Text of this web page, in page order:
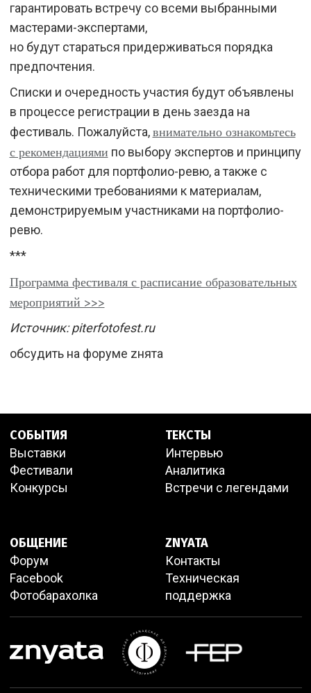
гарантировать встречу со всеми выбранными
мастерами-экспертами,
но будут стараться придерживаться порядка
предпочтения.
Списки и очередность участия будут объявлены
в процессе регистрации в день заезда на
фестиваль. Пожалуйста,внимательно ознакомьтесь
с рекомендациями по выбору экспертов и принципу
отбора работ для портфолио-ревю, а также с
техническими требованиями к материалам,
демонстрируемым участниками на портфолио-
ревю.
***
Программа фестиваля с расписание образовательных
мероприятий >>>
Источник: piterfotofest.ru
обсудить на форуме zнята
СОБЫТИЯ
Выставки
Фестивали
Конкурсы
ТЕКСТЫ
Интервью
Аналитика
Встречи с легендами
ОБЩЕНИЕ
Форум
Facebook
Фотобарахолка
ZNYATA
Контакты
Техническая
поддержка